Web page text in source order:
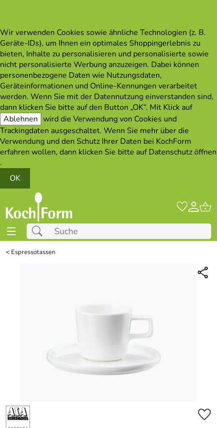
Wir verwenden Cookies sowie ähnliche Technologien (z. B.
Geräte-IDs), um Ihnen ein optimales Shoppingerlebnis zu
bieten, Inhalte zu personalisieren und personalisierte sowie
nicht personalisierte Werbung anzuzeigen. Dabei können
personenbezogene Daten wie Nutzungsdaten,
Geräteinformationen und Online-Kennungen verarbeitet
werden. Wenn Sie mit der Datennutzung einverstanden sind,
dann klicken Sie bitte auf den Button „OK“. Mit Klick auf
Ablehnen wird die Verwendung von Cookies und
Trackingdaten ausgeschaltet. Wenn Sie mehr über die
Verwendung und den Schutz Ihrer Daten bei KochForm
erfahren wollen, dann klicken Sie bitte aufDatenschutz öffnen
.
OK
< Espressotassen